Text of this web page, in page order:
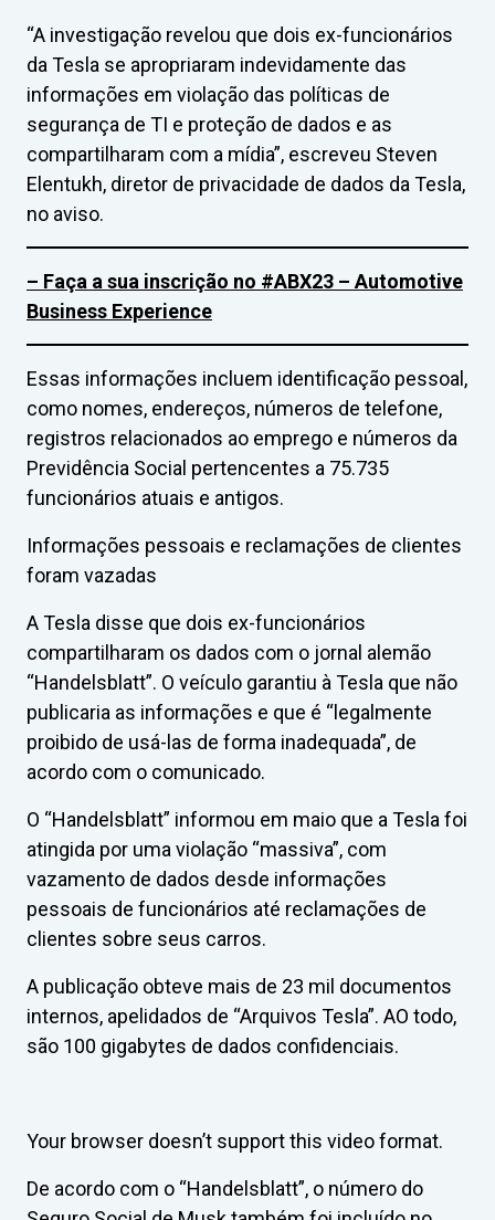
“A investigação revelou que dois ex-funcionários
da Tesla se apropriaram indevidamente das
informações em violação das políticas de
segurança de TI e proteção de dados e as
compartilharam com a mídia”, escreveu Steven
Elentukh, diretor de privacidade de dados da Tesla,
no aviso.
– Faça a sua inscrição no #ABX23 – Automotive
Business Experience
Essas informações incluem identificação pessoal,
como nomes, endereços, números de telefone,
registros relacionados ao emprego e números da
Previdência Social pertencentes a 75.735
funcionários atuais e antigos.
Informações pessoais e reclamações de clientes
foram vazadas
A Tesla disse que dois ex-funcionários
compartilharam os dados com o jornal alemão
“Handelsblatt”. O veículo garantiu à Tesla que não
publicaria as informações e que é “legalmente
proibido de usá-las de forma inadequada”, de
acordo com o comunicado.
O “Handelsblatt” informou em maio que a Tesla foi
atingida por uma violação “massiva”, com
vazamento de dados desde informações
pessoais de funcionários até reclamações de
clientes sobre seus carros.
A publicação obteve mais de 23 mil documentos
internos, apelidados de “Arquivos Tesla”. AO todo,
são 100 gigabytes de dados confidenciais.
Your browser doesn’t support this video format.
De acordo com o “Handelsblatt”, o número do